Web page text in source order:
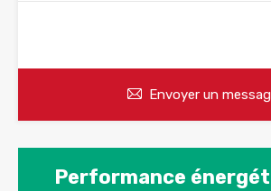
Envoyer un
Performance